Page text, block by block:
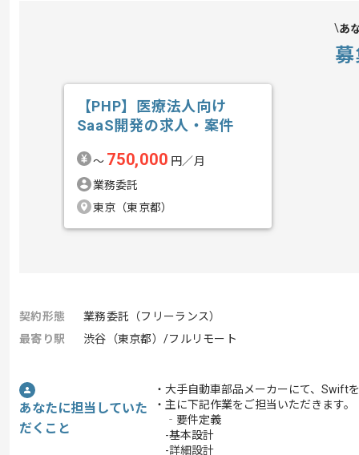
あ
【PHP】医療法人向け
SaaS開発の求人・案件
〜 750,000 円／月
業務委託
東京（東京都）
契約形態
業務委託（フリーランス）
最寄り駅
渋谷（東京都）/フルリモート
あなたに担当していた
だくこと
・大手自動車部品メーカーにて、Swift
・主に下記作業をご担当いただきます。
‐要件定義
-基本設計
-詳細設計